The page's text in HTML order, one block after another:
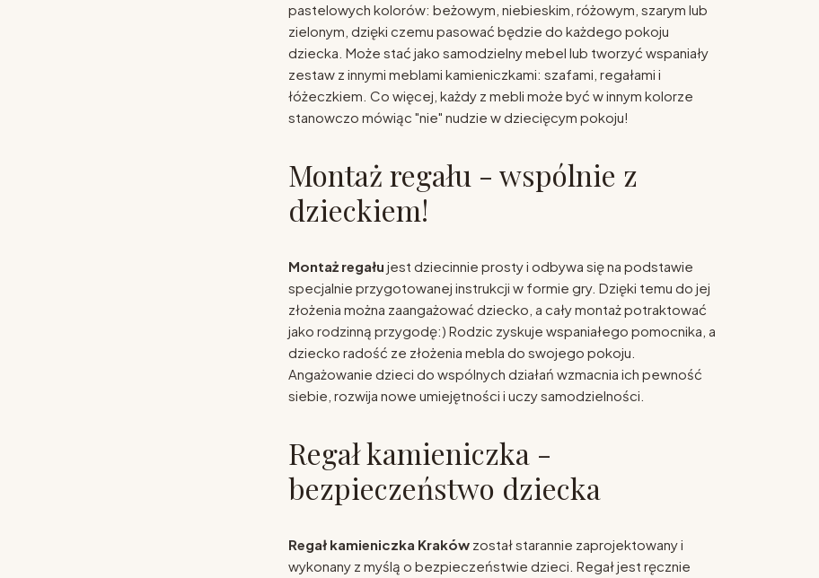
pastelowych kolorów: beżowym, niebieskim, różowym, szarym lub
zielonym, dzięki czemu pasować będzie do każdego pokoju
dziecka. Może stać jako samodzielny mebel lub tworzyć wspaniały
zestaw z innymi meblami kamieniczkami: szafami, regałami i
łóżeczkiem. Co więcej, każdy z mebli może być w innym kolorze
stanowczo mówiąc "nie" nudzie w dziecięcym pokoju!
Montaż regału - wspólnie z
dzieckiem!
Montaż regału jest dziecinnie prosty i odbywa się na podstawie
specjalnie przygotowanej instrukcji w formie gry. Dzięki temu do jej
złożenia można zaangażować dziecko, a cały montaż potraktować
jako rodzinną przygodę:) Rodzic zyskuje wspaniałego pomocnika, a
dziecko radość ze złożenia mebla do swojego pokoju.
Angażowanie dzieci do wspólnych działań wzmacnia ich pewność
siebie, rozwija nowe umiejętności i uczy samodzielności.
Regał kamieniczka -
bezpieczeństwo dziecka
Regał kamieniczka Krakówzostał starannie zaprojektowany i
wykonany z myślą o bezpieczeństwie dzieci. Regał jest ręcznie